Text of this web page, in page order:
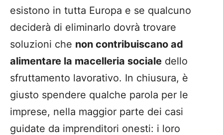
esistono in tutta Europa e se qualcuno
deciderà di eliminarlo dovrà trovare
soluzioni che non contribuiscano ad
alimentare la macelleria sociale dello
sfruttamento lavorativo. In chiusura, è
giusto spendere qualche parola per le
imprese, nella maggior parte dei casi
guidate da imprenditori onesti: i loro